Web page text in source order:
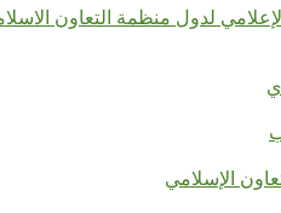
لدول منظمة التعاون
الإسلامي